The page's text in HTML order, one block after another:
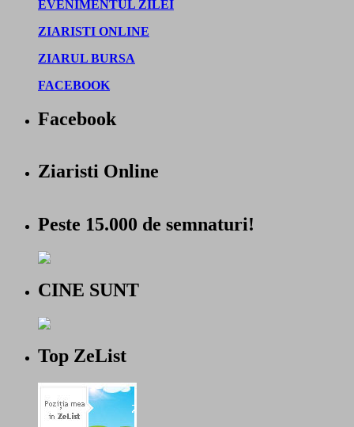
EVENIMENTUL ZILEI
ZIARISTI ONLINE
ZIARUL BURSA
FACEBOOK
Facebook
Ziaristi Online
Peste 15.000 de semnaturi!
CINE SUNT
Top ZeList